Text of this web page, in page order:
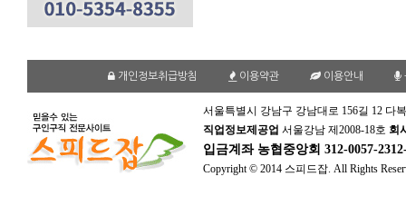
개인정보취급방침 이용약관 이용안내
서울특별시 강남구 강남대로 156길 12 다
직업정보제공업 서울강남 제2008-18호 회
입금계좌 농협중앙회 312-0057-
Copyright © 2014 스피드잡. All Rights